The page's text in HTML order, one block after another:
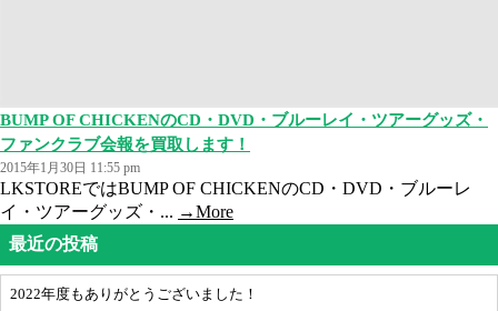
BUMP OF CHICKENのCD・DVD・ブルーレイ・ツアーグッズ・
ファンクラブ会報を買取します！
2015年1月30日 11:55 pm
LKSTOREではBUMP OF CHICKENのCD・DVD・ブルーレ
イ・ツアーグッズ・... →More
最近の投稿
2022年度もありがとうございました！